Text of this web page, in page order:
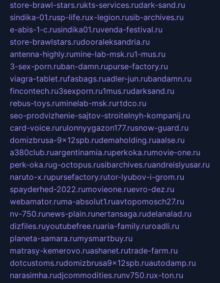
store-brawl-stars.rukts-services.rudark-sand.ru
sindika-01.rusp-life.rux-legion.rusib-archives.ru
e-abis-1-c.rusindika01.ruvenda-festival.ru
store-brawlstars.rudooraleksandria.ru
antenna-highly.rumine-lab-msk.ru1-mus.ru
3-sex-porn.ruban-damn.rupurse-factory.ru
viagra-tablet.rufasbags.ruadler-jun.rubandamn.ru
fincontech.ru3sexporn.ru1mus.rudarksand.ru
rebus-toys.ruminelab-msk.rurtdco.ru
seo-prodvizhenie-sajtov-stroitelnyh-kompanij.ru
card-voice.rurulonnyygazon177.rusnow-guard.ru
domizbrusa-9x12spb.rudemaholding.ruaalse.ru
a380club.ruargentinamia.ruperkoka.rumovie-one.ru
perk-oka.rug-octopus.rusibarchives.ruandreislyusar.ru
naruto-x.rupursefactory.rutor-lyubov-i-grom.ru
spayderhed-2022.rumovieone.ruevro-dez.ru
webamator.ruma-absolut1.ruavtopomosch27.ru
nv-750.runews-plain.runertansaga.rudelanalad.ru
dizfiles.ruyoutubefree.ruaria-family.ruroadli.ru
planeta-samara.rumysmartbuy.ru
matrasy-kemerovo.ruashanet.rutrade-farm.ru
dotcustoms.rudomizbrusa9x12spb.ruautodamp.ru
narasimha.rudjcommodities.runv750.rux-ton.ru